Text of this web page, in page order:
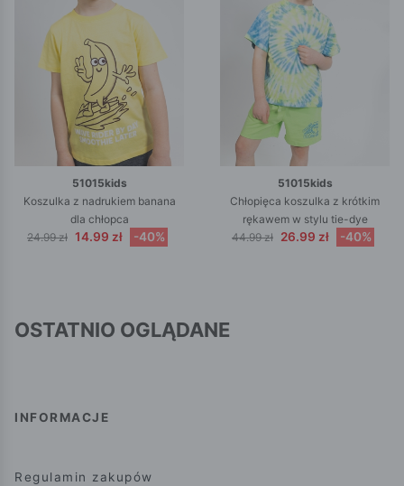
51015kids
Koszulka z nadrukiem banana
dla chłopca
24.99 zł 14.99 zł -40%
51015kids
Chłopięca koszulka z krótkim
rękawem w stylu tie-dye
44.99 zł 26.99 zł -40%
OSTATNIO OGLĄDANE
INFORMACJE
Regulamin zakupów